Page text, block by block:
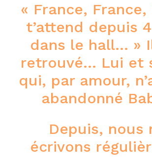
« France,
t’attend depuis
dans le hall… »
retrouvé… Lui et
qui, par amour,
abandonné
Depuis, nous
écrivons